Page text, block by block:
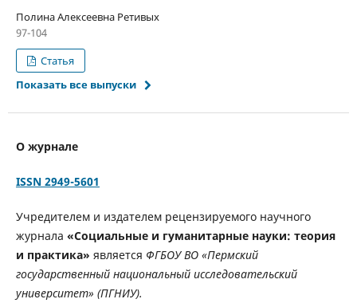
Полина Алексеевна Ретивых
97-104
Статья
Показать все выпуски
О журнале
ISSN 2949-5601
Учредителем и издателем рецензируемого научного
журнала «Социальные и гуманитарные науки: теория
и практика» является ФГБОУ ВО «Пермский
государственный национальный исследовательский
университет» (ПГНИУ).